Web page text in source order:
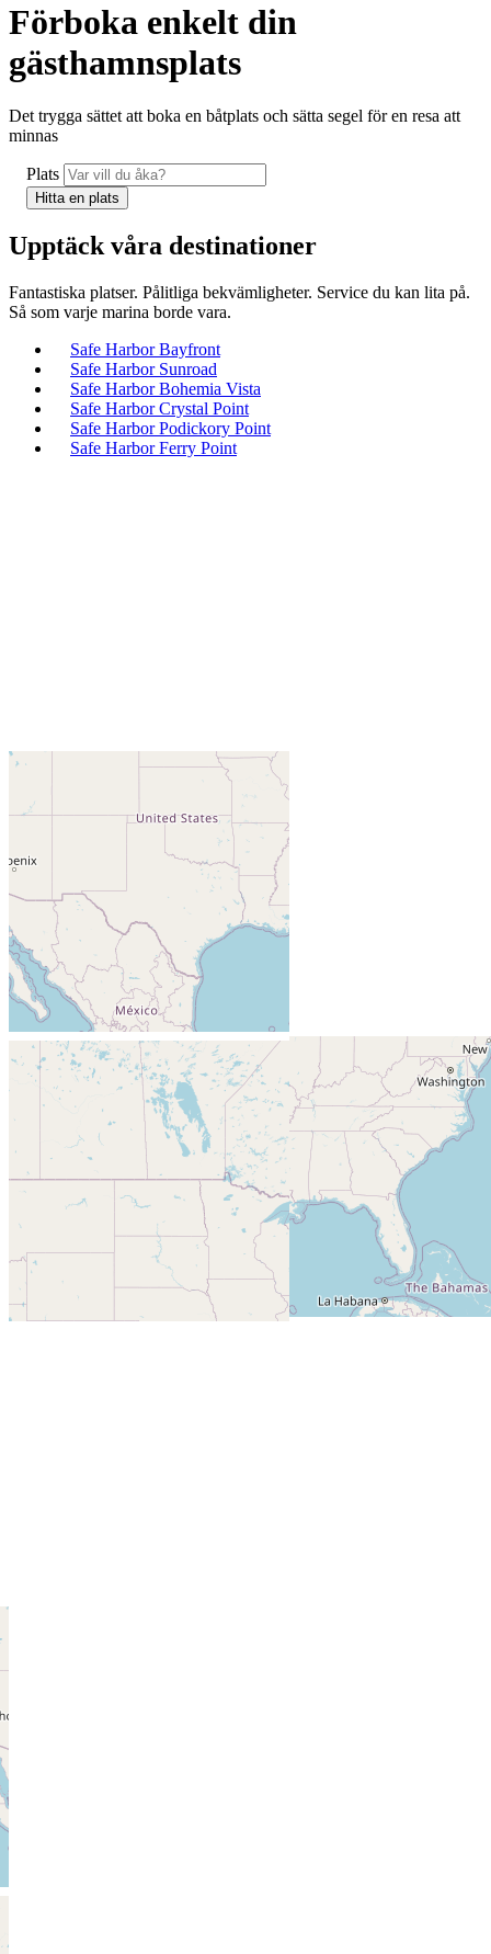
Förboka enkelt din
gästhamnsplats
Det trygga sättet att boka en båtplats och sätta segel för en resa att
minnas
Plats
Upptäck våra destinationer
Fantastiska platser. Pålitliga bekvämligheter. Service du kan lita på.
Så som varje marina borde vara.
Safe Harbor Bayfront
Safe Harbor Sunroad
Safe Harbor Bohemia Vista
Safe Harbor Crystal Point
Safe Harbor Podickory Point
Safe Harbor Ferry Point